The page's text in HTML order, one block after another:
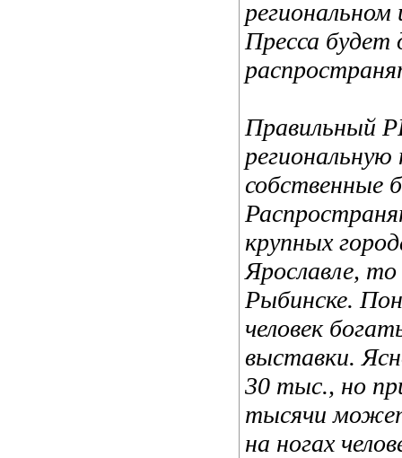
Пресса
Правильный
региональную
собственные
крупных
Ярославле,
Рыбинске.
человек
выставки.
30 тыс., но
тысячи
на ногах